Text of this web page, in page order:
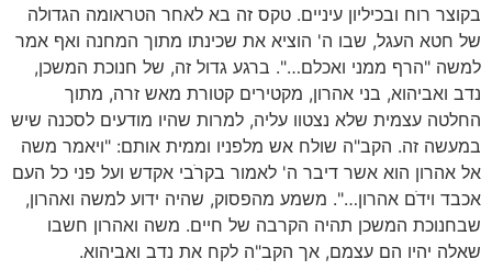
בקוצר רוח ובכיליון עיניים. טקס זה בא לאחר הטראומה הגדולה
של חטא העגל, שבו ה' הוציא את שכינתו מתוך המחנה ואף אמר
למשה "הרף ממני ואכלם…". ברגע גדול זה, של חנוכת המשכן,
נדב ואביהוא, בני אהרון, מקטירים קטורת מאש זרה, מתוך
החלטה עצמית שלא נצטוו עליה, למרות שהיו מודעים לסכנה שיש
במעשה זה. הקב"ה שולח אש מלפניו וממית אותם: "ויאמר משה
אל אהרון הוא אשר דיבר ה' לאמור בקרֹבי אקדש ועל פני כל העם
אכבד וידֹם אהרון…". משמע מהפסוק, שהיה ידוע למשה ואהרון,
שבחנוכת המשכן תהיה הקרבה של חיים. משה ואהרון חשבו
שאלה יהיו הם עצמם, אך הקב"ה לקח את נדב ואביהוא.